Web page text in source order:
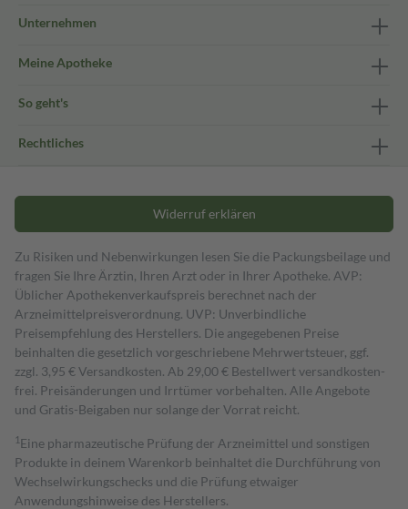
Unternehmen
Meine Apotheke
So geht's
Rechtliches
Widerruf erklären
Zu Risiken und Nebenwirkungen lesen Sie die Packungsbeilage und
fragen Sie Ihre Ärztin, Ihren Arzt oder in Ihrer Apotheke. AVP:
Üblicher Apothekenverkaufspreis berechnet nach der
Arzneimittelpreisverordnung. UVP: Unverbindliche
Preisempfehlung des Herstellers. Die angegebenen Preise
beinhalten die gesetzlich vorgeschriebene Mehrwertsteuer, ggf.
zzgl. 3,95 € Versandkosten. Ab 29,00 € Bestell­wert versand­kosten­
frei. Preisänderungen und Irrtümer vorbehalten. Alle Angebote
und Gratis-Beigaben nur solange der Vorrat reicht.
1 Eine pharmazeutische Prüfung der Arzneimittel und sonstigen
Produkte in deinem Warenkorb beinhaltet die Durchführung von
Wechselwirkungschecks und die Prüfung etwaiger
Anwendungshinweise des Herstellers.